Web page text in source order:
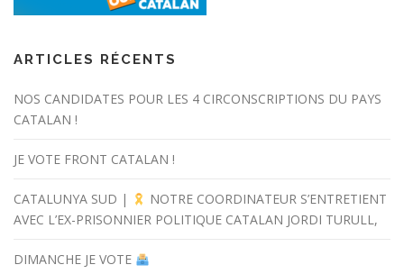
ARTICLES RÉCENTS
NOS CANDIDATES POUR LES 4 CIRCONSCRIPTIONS DU PAYS
CATALAN !
JE VOTE FRONT CATALAN !
CATALUNYA SUD |
NOTRE COORDINATEUR S’ENTRETIENT
AVEC L’EX-PRISONNIER POLITIQUE CATALAN JORDI TURULL,
DIMANCHE JE VOTE